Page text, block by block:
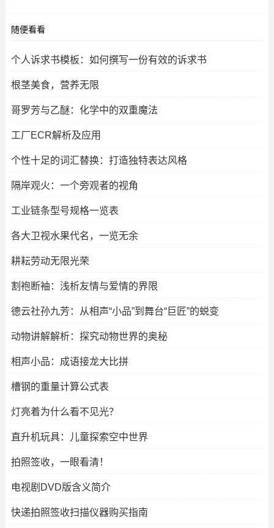
随便看看
个人诉求书模板：如何撰写一份有效的诉求书
根茎美食，营养无限
哥罗芳与乙醚：化学中的双重魔法
工厂ECR解析及应用
个性十足的词汇替换：打造独特表达风格
隔岸观火：一个旁观者的视角
工业链条型号规格一览表
各大卫视水果代名，一览无余
耕耘劳动无限光荣
割袍断袖：浅析友情与爱情的界限
德云社孙九芳：从相声“小品”到舞台“巨匠”的蜕变
动物讲解解析：探究动物世界的奥秘
相声小品：成语接龙大比拼
槽钢的重量计算公式表
灯亮着为什么看不见光？
直升机玩具：儿童探索空中世界
拍照签收，一眼看清！
电视剧DVD版含义简介
快递拍照签收扫描仪器购买指南